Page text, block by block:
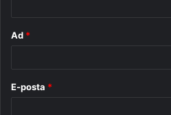
Ad *
E-posta *